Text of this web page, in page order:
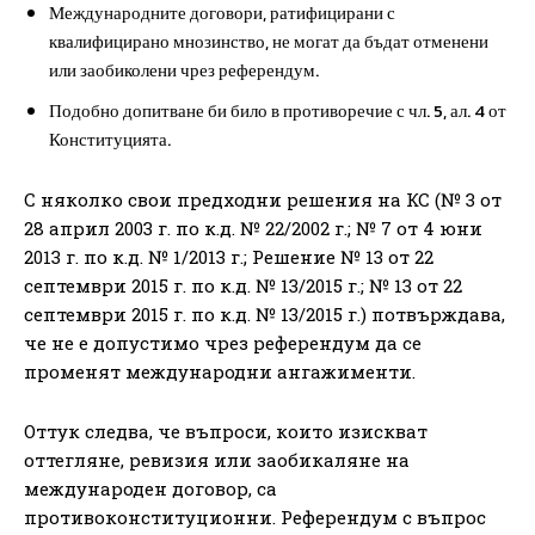
Международните договори, ратифицирани с
квалифицирано мнозинство, не могат да бъдат отменени
или заобиколени чрез референдум.
Подобно допитване би било в противоречие с чл. 5, ал. 4 от
Конституцията.
С няколко свои предходни решения на КС (№ 3 от
28 април 2003 г. по к.д. № 22/2002 г.; № 7 от 4 юни
2013 г. по к.д. № 1/2013 г.; Решение № 13 от 22
септември 2015 г. по к.д. № 13/2015 г.; № 13 от 22
септември 2015 г. по к.д. № 13/2015 г.) потвърждава,
че не е допустимо чрез референдум да се
променят международни ангажименти.
Оттук следва, че въпроси, които изискват
оттегляне, ревизия или заобикаляне на
международен договор, са
противоконституционни. Референдум с въпрос